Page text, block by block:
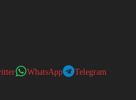
WhatsApp
Telegram